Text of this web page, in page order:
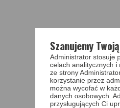
Szanujemy
Administrator stosuje
celach analitycznych i
ze strony
korzystanie przez
można wycofać w
danych osobowych.
przysługujących Ci